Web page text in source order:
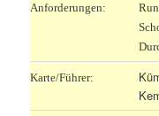
Anforderungen:
Karte/Führer: